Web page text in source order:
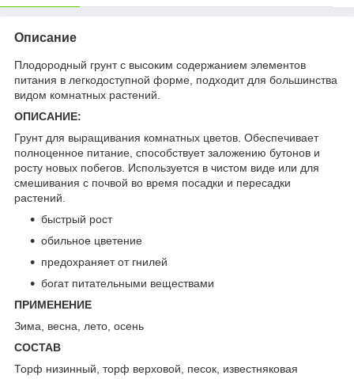
Описание
Плодородный грунт с высоким содержанием элементов
питания в легкодоступной форме, подходит для большинства
видом комнатных растений.
ОПИСАНИЕ:
Грунт для выращивания комнатных цветов. Обеспечивает
полноценное питание, способствует заложению бутонов и
росту новых побегов. Используется в чистом виде или для
смешивания с почвой во время посадки и пересадки
растений.
быстрый рост
обильное цветение
предохраняет от гнилей
богат питательными веществами
ПРИМЕНЕНИЕ
Зима, весна, лето, осень
СОСТАВ
Торф низинный, торф верховой, песок, известняковая